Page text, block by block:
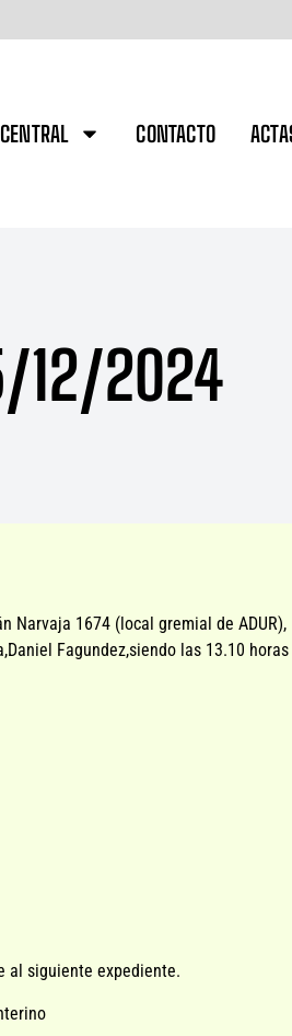
CONTACTO
12/2024
Narvaja 1674 (local gremial de ADUR),
Fagundez,siendo las 13.10 horas
al siguiente expediente.